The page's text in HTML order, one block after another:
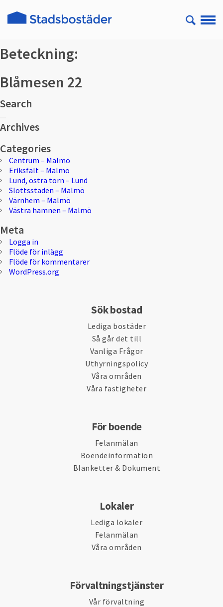
Beteckning:
Blåmesen 22
Search
efter:
Archives
Categories
Centrum – Malmö
Eriksfält – Malmö
Lund, östra torn – Lund
Slottsstaden – Malmö
Värnhem – Malmö
Västra hamnen – Malmö
Meta
Logga in
Flöde för inlägg
Flöde för kommentarer
WordPress.org
Sök bostad
Lediga bostäder
Så går det till
Vanliga Frågor
Uthyrningspolicy
Våra områden
Våra fastigheter
För boende
Felanmälan
Boendeinformation
Blanketter & Dokument
Lokaler
Lediga lokaler
Felanmälan
Våra områden
Förvaltningstjänster
Vår förvaltning